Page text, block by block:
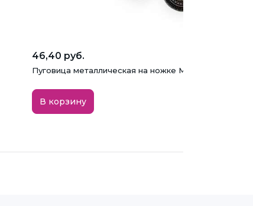
46,40 руб.
Пуговица металлическая на ножке МЕ315, никель, 15
В корзину